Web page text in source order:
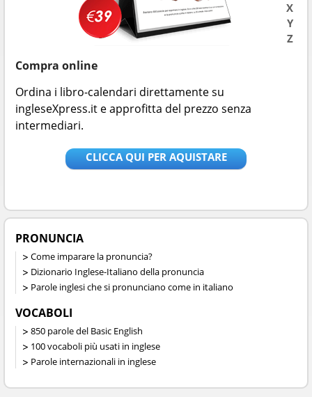
X
Y
Z
Compra online
Ordina i libro-calendari direttamente su
ingleseXpress.it e approfitta del prezzo senza
intermediari.
CLICCA QUI PER AQUISTARE
PRONUNCIA
Come imparare la pronuncia?
Dizionario Inglese-Italiano della pronuncia
Parole inglesi che si pronunciano come in italiano
VOCABOLI
850 parole del Basic English
100 vocaboli più usati in inglese
Parole internazionali in inglese